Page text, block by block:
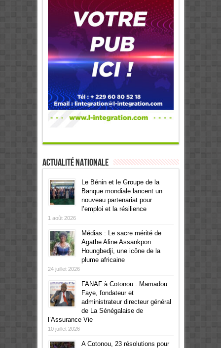
Actualité Nationale
Le Bénin et le Groupe de la
Banque mondiale lancent un
nouveau partenariat pour
l’emploi et la résilience
1 août 2026
Médias : Le sacre mérité de
Agathe Aline Assankpon
Houngbedji, une icône de la
plume africaine
24 juillet 2026
FANAF à Cotonou : Mamadou
Faye, fondateur et
administrateur directeur général
de La Sénégalaise de
l’Assurance Vie
10 juillet 2026
A Cotonou, 23 résolutions pour